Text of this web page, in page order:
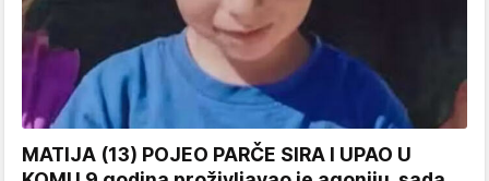
MATIJA (13) POJEO PARČE SIRA I UPAO U